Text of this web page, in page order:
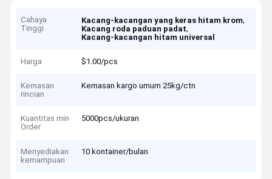
Cahaya
Tinggi
Kacang-kacangan yang keras hitam krom,
Kacang roda paduan padat,
Kacang-kacangan hitam universal
Harga $1.00/pcs
Kemasan
rincian
Kemasan kargo umum 25kg/ctn
Kuantitas min
Order
5000pcs/ukuran
Menyediakan
kemampuan
10 kontainer/bulan